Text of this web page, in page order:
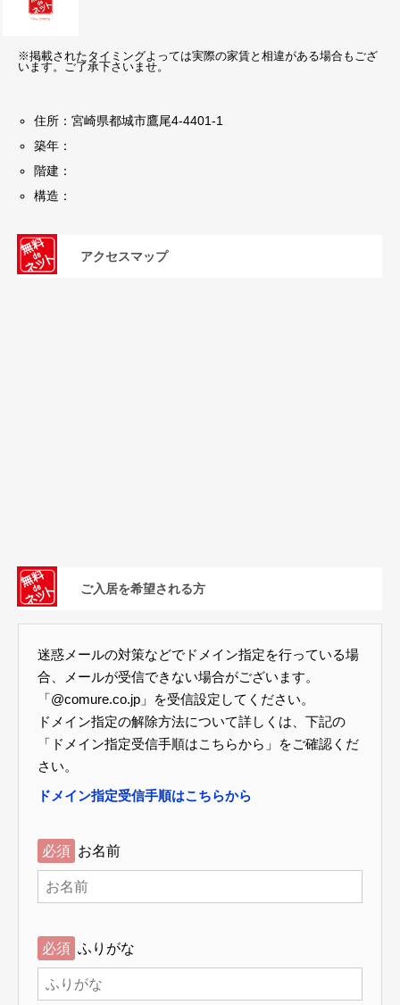
※掲載されたタイミングよっては実際の家賃と相違がある場合もござ
います。ご了承下さいませ。
住所：宮崎県都城市鷹尾4-4401-1
築年：
階建：
構造：
アクセスマップ
ご入居を希望される方
迷惑メールの対策などでドメイン指定を行っている場
合、メールが受信できない場合がございます。
「@comure.co.jp」を受信設定してください。
ドメイン指定の解除方法について詳しくは、下記の
「ドメイン指定受信手順はこちらから」をご確認くだ
さい。
ドメイン指定受信手順はこちらから
必須 お名前
必須 ふりがな